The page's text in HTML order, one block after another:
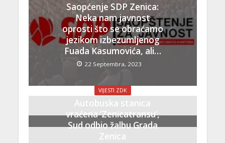
Saopćenje SDP Zenica:
Neka nam javnost
oprosti što se obraćamo
jezikom izbezumljenog
Fuada Kasumovića, ali…
22 Septembra, 2023
VIJESTI ZDK
Autobuska stanica
vraćena ‘Zenicatransu’,
Sud odbio žalbu Grada
Zenica